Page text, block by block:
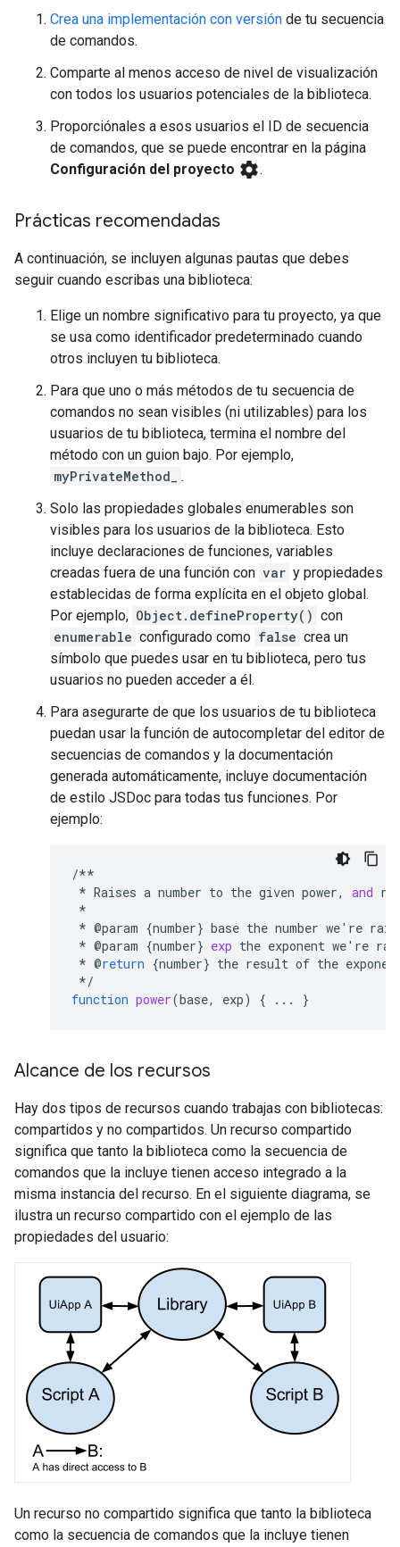
Crea una implementación con versión de tu secuencia
de comandos.
Comparte al menos acceso de nivel de visualización
con todos los usuarios potenciales de la biblioteca.
Proporciónales a esos usuarios el ID de secuencia
de comandos, que se puede encontrar en la página
Configuración del proyecto settings.
Prácticas recomendadas
A continuación, se incluyen algunas pautas que debes
seguir cuando escribas una biblioteca:
Elige un nombre significativo para tu proyecto, ya que
se usa como identificador predeterminado cuando
otros incluyen tu biblioteca.
Para que uno o más métodos de tu secuencia de
comandos no sean visibles (ni utilizables) para los
usuarios de tu biblioteca, termina el nombre del
método con un guion bajo. Por ejemplo,
myPrivateMethod_
.
Solo las propiedades globales enumerables son
visibles para los usuarios de la biblioteca. Esto
incluye declaraciones de funciones, variables
creadas fuera de una función con var y propiedades
establecidas de forma explícita en el objeto global.
Por ejemplo, Object.defineProperty() con
enumerable configurado como false crea un
símbolo que puedes usar en tu biblioteca, pero tus
usuarios no pueden acceder a él.
Para asegurarte de que los usuarios de tu biblioteca
puedan usar la función de autocompletar del editor de
secuencias de comandos y la documentación
generada automáticamente, incluye documentación
de estilo JSDoc para todas tus funciones. Por
ejemplo:
/**
* Raises a number to the given power, and
*
* @param {number} base the number we' re
* @param {number} exp the exponent we' re
* @return {number} the result of the
*/
function power(base, exp) { ... }
Alcance de los recursos
Hay dos tipos de recursos cuando trabajas con bibliotecas:
compartidos y no compartidos. Un recurso compartido
significa que tanto la biblioteca como la secuencia de
comandos que la incluye tienen acceso integrado a la
misma instancia del recurso. En el siguiente diagrama, se
ilustra un recurso compartido con el ejemplo de las
propiedades del usuario:
Un recurso no compartido significa que tanto la biblioteca
como la secuencia de comandos que la incluye tienen